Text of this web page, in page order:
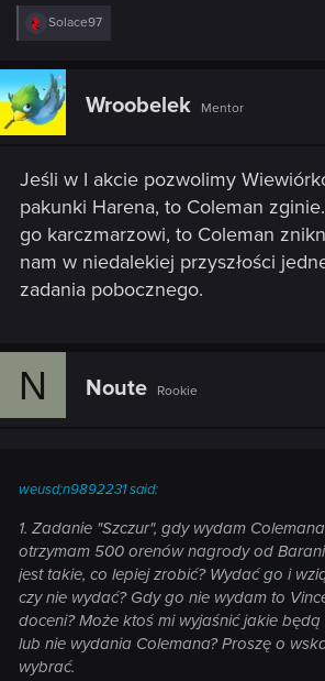
R
e
c
t
i
o
:
Solace97
Wroobelek Mentor
Jeśli w I akcie pozwolimy
pakunki Harena, to Coleman
go karczmarzowi, to Coleman
nam w niedalekiej przyszłości
zadania pobocznego.
N Noute Rookie
weusd;n9892231 said:
1. Zadanie "Szczur", gdy wydam
otrzymam 500 orenów nagrody od
jest takie, co lepiej zrobić? Wydać go i
czy nie wydać? Gdy go nie wydam to
doceni? Może ktoś mi wyjaśnić jakie
lub nie wydania Colemana? Proszę o
wybrać.